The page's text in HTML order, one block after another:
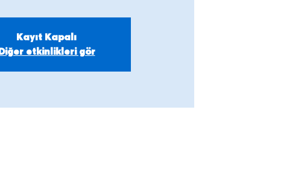
Kayıt Kapalı
Diğer etkinlikleri gör